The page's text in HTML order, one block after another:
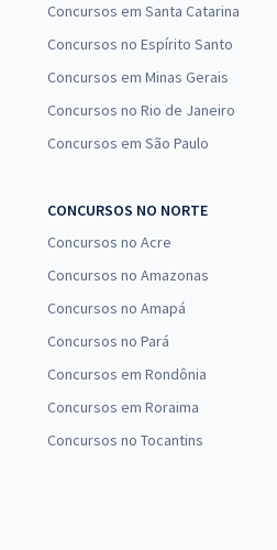
Concursos em Santa Catarina
Concursos no Espírito Santo
Concursos em Minas Gerais
Concursos no Rio de Janeiro
Concursos em São Paulo
CONCURSOS NO NORTE
Concursos no Acre
Concursos no Amazonas
Concursos no Amapá
Concursos no Pará
Concursos em Rondônia
Concursos em Roraima
Concursos no Tocantins